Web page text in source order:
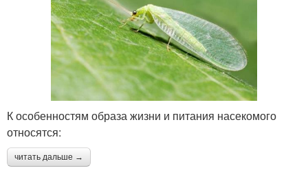
К особенностям образа жизни и питания насекомого
относятся:
читать дальше →